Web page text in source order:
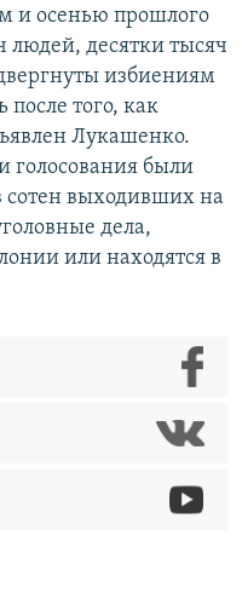
и осенью прошлого
людей, десятки тысяч
избиениям
того, как
Лукашенко.
голосования были
выходивших на
дела,
или находятся в